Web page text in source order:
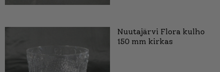
Nuutajärvi Flora kulho
150 mm kirkas